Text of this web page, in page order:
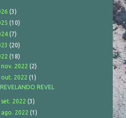
(3)
(10)
(7)
(20)
(18)
nov. 2022(2)
out. 2022(1)
REVELANDO REVEL
set. 2022(3)
ago. 2022(1)